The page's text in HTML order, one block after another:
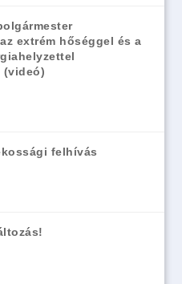
extrém hőséggel és a
(videó)
felhívás